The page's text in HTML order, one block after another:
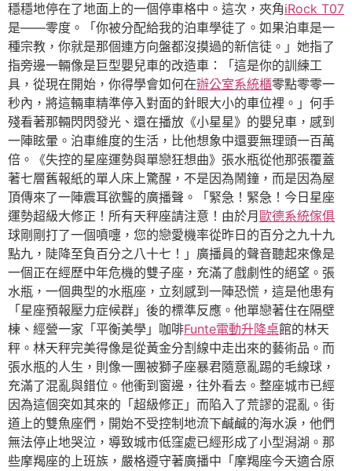
穩穩地停在了地面上的一個停車格中。這次，夾角iRock T07
是——零度。「你被分配給我的泊車學徒了。如果泊車是一
種宗教，你就是那個連方向盤都沒摸過的新信徒。」她指了
指旁邊一輛像是巨型嬰兒車的改造車：「這是你的訓練工
具，從現在開始，你得學會如何在辦公室系統櫃零點零零一
秒內，將這輛車精準停入對面的針眼大小的車位裡。」何手
殘看著那輛閃閃發光、還在播放《小星星》的嬰兒車，感到
一陣眩暈。泊車維度的生活，比他想象中還要無理頭一百萬
倍。《失控的星座運勢與單戀狂想曲》張水瓶從他那張覆蓋
著七層舊報紙的單人床上驚醒，不是因為鬧鐘，而是因為屋
頂傳來了一陣震耳欲聾的廣播聲。「緊急！緊急！今日星座
運勢超級大修正！所有天秤座請注意！由於月 歐德系統傢俱
球剛剛打了一個噴嚏，您的戀愛機率從昨日的百分之九十九
點九，陡降至負百分之八十七！」廣播員的聲音聽起來像是
一個正在經歷中年危機的雙子座，充滿了戲劇性的絕望。張
水瓶，一個典型的水瓶座，立刻感到一陣恐慌，這是他患有
「星座預報壓力症候群」後的標準反應。他單戀著住在隔壁
棟、經營一家「平衡美學」咖啡Funte電動升降桌館的林天
秤。林天秤完美得像是從黃金分割線中走出來的藝術品。而
張水瓶的人生，則像一團被獅子座暴君隨意亂踢的毛線球，
充滿了混亂與錯位。他衝到窗邊，往外看去。整座城市已經
因為這個突如其來的「超級修正」而陷入了荒謬的混亂。街
道上的雙魚座們，開始不受控制地流下鹹鹹的海水淚，他們
無法停止地哭泣，導致城市低窪處已經形成了小型潟湖。那
些摩羯座的上班族，嚴格遵守著廣播中「摩羯座今天適合原